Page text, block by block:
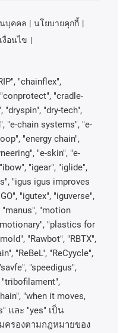
บุคคล
นโยบายคุกกี้
งื่อนไข
"chainflex",
"cradle-
"dryspin", "dry-tech",
"e-chain systems", "e-
"energy chain",
"e-skin", "e-
"igear", "iglide",
"igus igus improves
"igutex", "iguverse",
"manus", "motion
"plastics for
"Rawbot", "RBTX",
"ReBeL", "ReCyycle",
"speedigus",
"tribofilament",
"when it moves,
และ "yes" เป็น
ครองตามกฎหมายของ